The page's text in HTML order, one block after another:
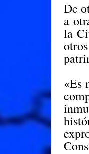
De
a
la
«Es